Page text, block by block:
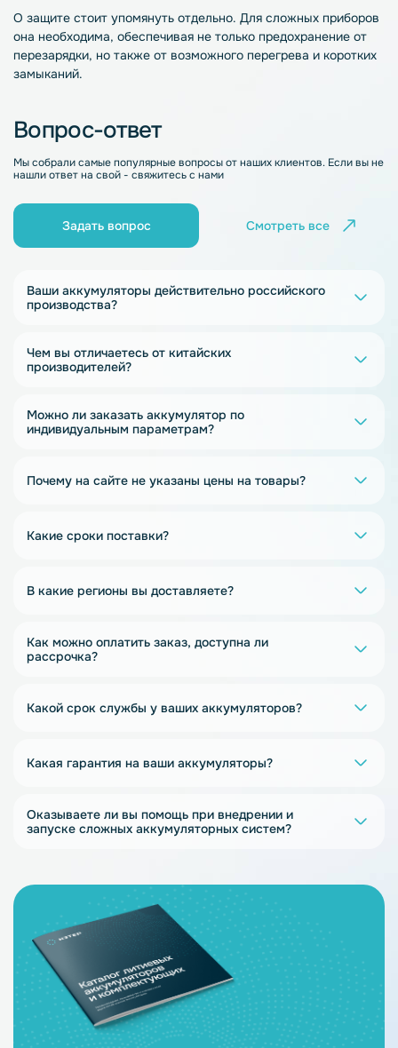
О защите стоит упомянуть отдельно. Для сложных приборов
она необходима, обеспечивая не только предохранение от
перезарядки, но также от возможного перегрева и коротких
замыканий.
Вопрос-ответ
Мы собрали самые популярные вопросы от наших клиентов. Если вы не
нашли ответ на свой - свяжитесь с нами
Задать вопрос Смотреть все
Ваши аккумуляторы действительно российского
производства?
Чем вы отличаетесь от китайских
производителей?
Можно ли заказать аккумулятор по
индивидуальным параметрам?
Почему на сайте не указаны цены на товары?
Какие сроки поставки?
В какие регионы вы доставляете?
Как можно оплатить заказ, доступна ли
рассрочка?
Какой срок службы у ваших аккумуляторов?
Какая гарантия на ваши аккумуляторы?
Оказываете ли вы помощь при внедрении и
запуске сложных аккумуляторных систем?